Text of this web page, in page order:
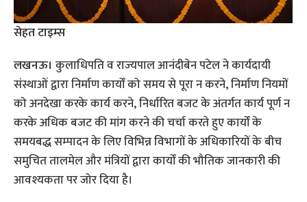
सेहत टाइम्‍स
लखनऊ। कुलाधिपति व राज्‍यपाल आनंदीबेन पटेल ने कार्यदायी
संस्थाओं द्वारा निर्माण कार्यों को समय से पूरा न करने, निर्माण नियमों
को अनदेखा करके कार्य करने, निर्धारित बजट के अंतर्गत कार्य पूर्ण न
करके अधिक बजट की मांग करने की चर्चा करते हुए कार्यों के
समयबद्ध सम्‍पादन के लिए विभिन्न विभागों के अधिकारियों के बीच
समुचित तालमेल और मंत्रियों द्वारा कार्यों की भौतिक जानकारी की
आवश्‍यकता पर जोर दिया है।